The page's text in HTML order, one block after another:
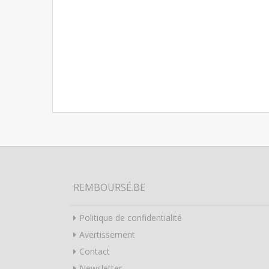
REMBOURSÉ.BE
Politique de confidentialité
Avertissement
Contact